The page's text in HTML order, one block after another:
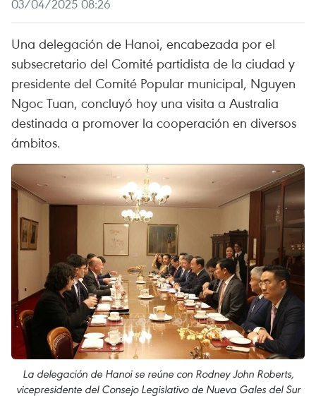
03/04/2025 08:26
Una delegación de Hanoi, encabezada por el
subsecretario del Comité partidista de la ciudad y
presidente del Comité Popular municipal, Nguyen
Ngoc Tuan, concluyó hoy una visita a Australia
destinada a promover la cooperación en diversos
ámbitos.
La delegación de Hanoi se reúne con Rodney John Roberts,
vicepresidente del Consejo Legislativo de Nueva Gales del Sur